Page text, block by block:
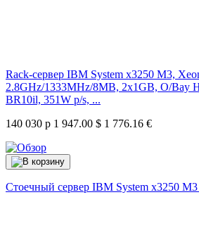
Rack-сервер IBM System x3250 M3,
2.8GHz/1333MHz/8MB, 2x1GB, O/Bay
BR10il, 351W p/s, ...
140 030 р 1 947.00 $ 1 776.16 €
Стоечный сервер IBM System x3250 M3